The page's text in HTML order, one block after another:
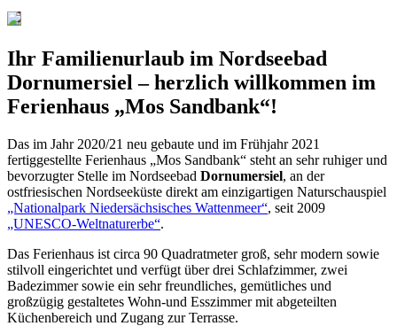
Ihr Familienurlaub im Nordseebad
Dornumersiel – herzlich willkommen im
Ferienhaus „Mos Sandbank“!
Das im Jahr 2020/21 neu gebaute und im Frühjahr 2021
fertiggestellte Ferienhaus „Mos Sandbank“ steht an sehr ruhiger und
bevorzugter Stelle im Nordseebad Dornumersiel, an der
ostfriesischen Nordseeküste direkt am einzigartigen Naturschauspiel
„Nationalpark Niedersächsisches Wattenmeer“, seit 2009
„UNESCO-Weltnaturerbe“.
Das Ferienhaus ist circa 90 Quadratmeter groß, sehr modern sowie
stilvoll eingerichtet und verfügt über drei Schlafzimmer, zwei
Badezimmer sowie ein sehr freundliches, gemütliches und
großzügig gestaltetes Wohn-und Esszimmer mit abgeteilten
Küchenbereich und Zugang zur Terrasse.